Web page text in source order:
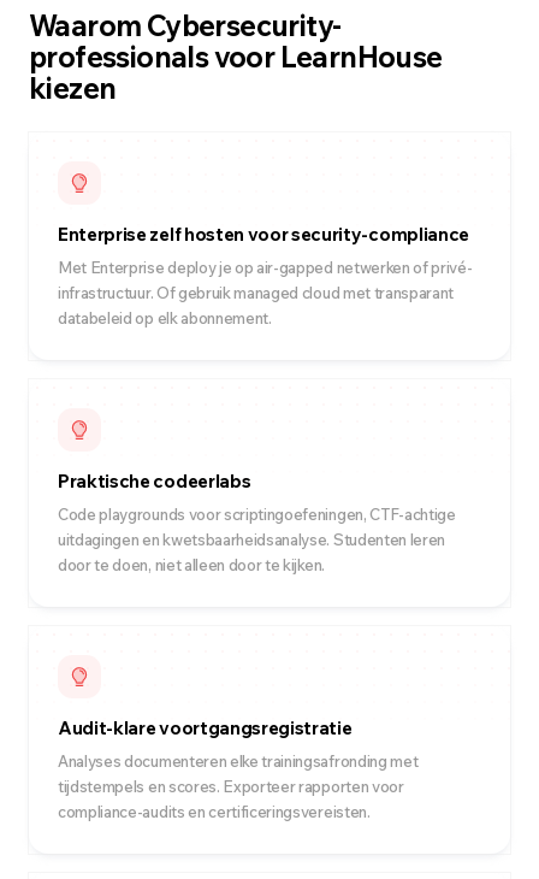
Waarom Cybersecurity-
professionals voor LearnHouse
kiezen
Enterprise zelf hosten voor security-compliance
Met Enterprise deploy je op air-gapped netwerken of privé-
infrastructuur. Of gebruik managed cloud met transparant
databeleid op elk abonnement.
Praktische codeerlabs
Code playgrounds voor scriptingoefeningen, CTF-achtige
uitdagingen en kwetsbaarheidsanalyse. Studenten leren
door te doen, niet alleen door te kijken.
Audit-klare voortgangsregistratie
Analyses documenteren elke trainingsafronding met
tijdstempels en scores. Exporteer rapporten voor
compliance-audits en certificeringsvereisten.